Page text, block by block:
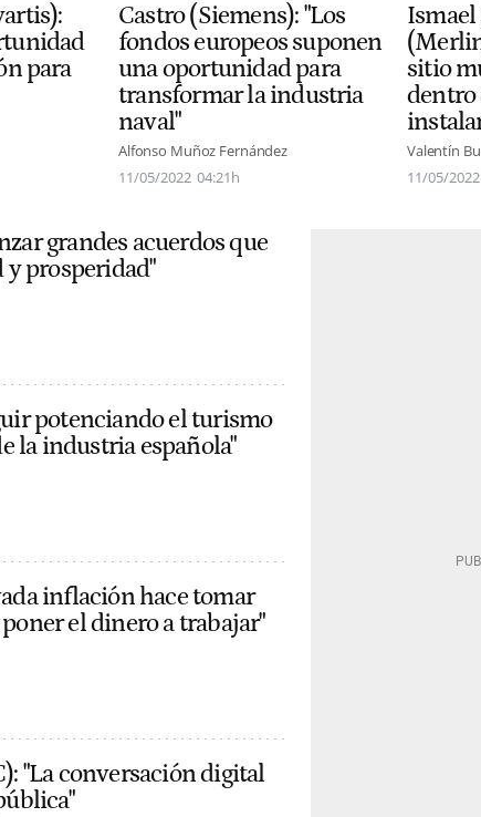
para
Castro (Siemens): "Los
fondos europeos suponen
una oportunidad para
transformar la industria
naval"
Alfonso Muñoz Fernández
11/05/2022 04:21h
sitio
dentro
Valentín
11/05/2022
grandes acuerdos que
y prosperidad"
potenciando el turismo
la industria española"
inflación hace tomar
el dinero a trabajar"
"La conversación digital